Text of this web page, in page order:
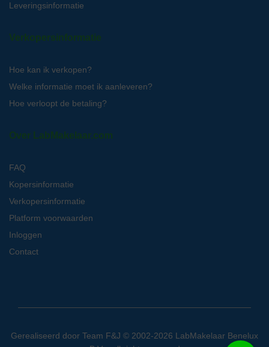
Leveringsinformatie
Verkopersinformatie
Hoe kan ik verkopen?
Welke informatie moet ik aanleveren?
Hoe verloopt de betaling?
Over LabMakelaar.com
FAQ
Kopersinformatie
Verkopersinformatie
Platform voorwaarden
Inloggen
Contact
Gerealiseerd door Team F&J © 2002-2026 LabMakelaar Benelux